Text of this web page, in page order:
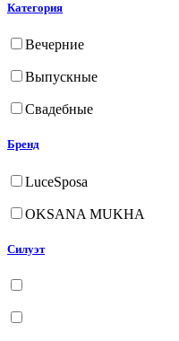
Категория
Вечерние
Выпускные
Свадебные
Бренд
LuceSposa
OKSANA MUKHA
Силуэт